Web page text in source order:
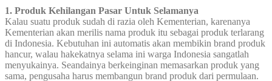
1. Produk Kehilangan Pasar Untuk Selamanya
Kalau suatu produk sudah di razia oleh Kementerian, karenanya
Kementerian akan merilis nama produk itu sebagai produk terlarang
di Indonesia. Kebutuhan ini automatis akan membikin brand produk
hancur, walau hakekatnya selama ini warga Indonesia sangatlah
menyukainya. Seandainya berkeinginan memasarkan produk yang
sama, pengusaha harus membangun brand produk dari permulaan.